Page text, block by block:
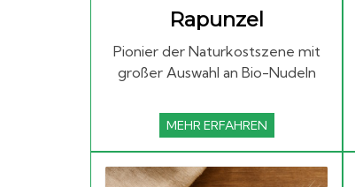
Rapunzel
Pionier der Naturkostszene mit
großer Auswahl an Bio-Nudeln
MEHR ERFAHREN